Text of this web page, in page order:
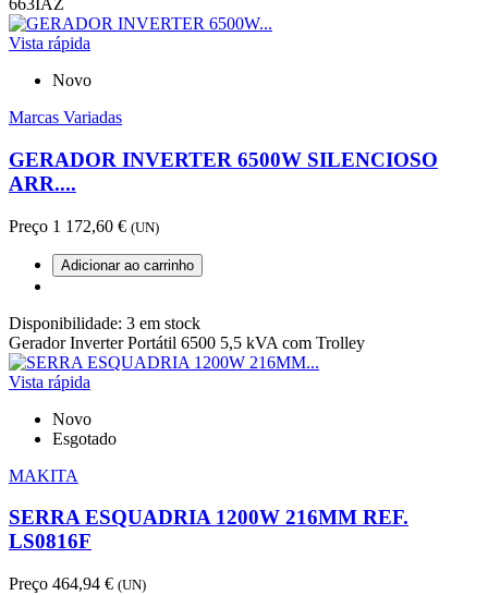
663IAZ
Vista rápida
Novo
Marcas Variadas
GERADOR INVERTER 6500W SILENCIOSO
ARR....
Preço 1 172,60 € (UN)
Adicionar ao carrinho
Disponibilidade: 3 em stock
Gerador Inverter Portátil 6500 5,5 kVA com Trolley
Vista rápida
Novo
Esgotado
MAKITA
SERRA ESQUADRIA 1200W 216MM REF.
LS0816F
Preço 464,94 € (UN)